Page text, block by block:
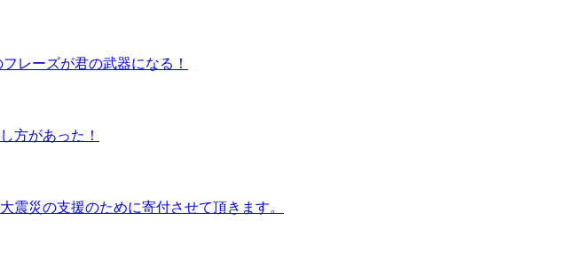
レーズが君の武器になる！
方があった！
震災の支援のために寄付させて頂きます。